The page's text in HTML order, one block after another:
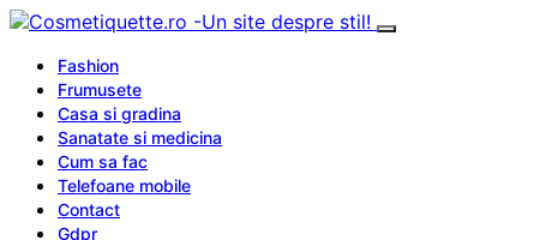
Fashion
Frumusete
Casa si gradina
Sanatate si medicina
Cum sa fac
Telefoane mobile
Contact
Gdpr